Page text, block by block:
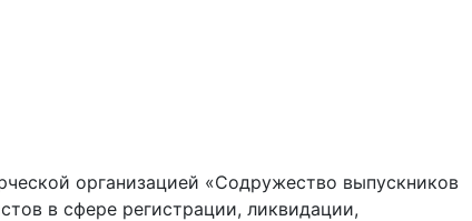
организацией «Содружество выпускников
в сфере регистрации, ликвидации,